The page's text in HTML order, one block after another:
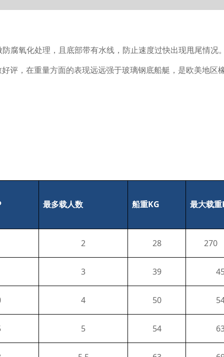
防腐氧化处理，且底部带有水线，防止速度过快出现甩尾情况
评，在重量方面的表现远远强于玻璃钢底船艇，是欧美地区
最多载人数 船重KG 最大载重
2 28 270
3 39
4 50
5 54